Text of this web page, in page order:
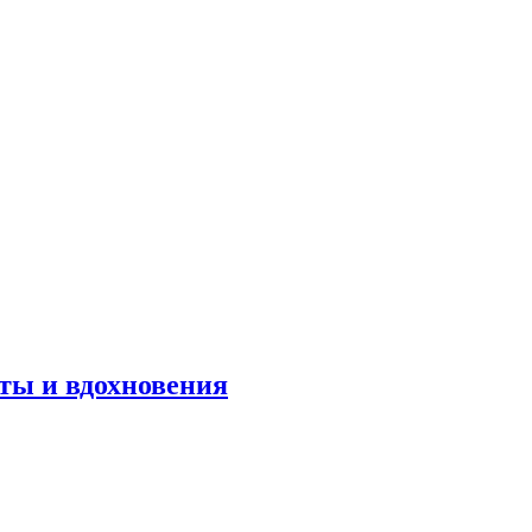
и вдохновения